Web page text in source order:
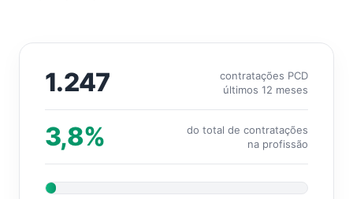
1.247
contratações PCD
últimos 12 meses
3,8%
do total de contratações
na profissão